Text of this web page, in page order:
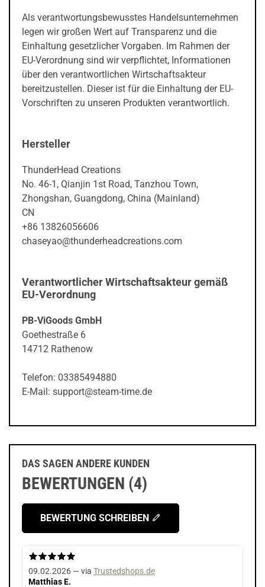
Als verantwortungsbewusstes Handelsunternehmen
legen wir großen Wert auf Transparenz und die
Einhaltung gesetzlicher Vorgaben. Im Rahmen der
EU-Verordnung sind wir verpflichtet, Informationen
über den verantwortlichen Wirtschaftsakteur
bereitzustellen. Dieser ist für die Einhaltung der EU-
Vorschriften zu unseren Produkten verantwortlich.
Hersteller
ThunderHead Creations
No. 46-1, Qianjin 1st Road, Tanzhou Town,
Zhongshan, Guangdong, China (Mainland)
CN
+86 13826056606
chaseyao@thunderheadcreations.com
Verantwortlicher Wirtschaftsakteur gemäß
EU-Verordnung
PB-ViGoods GmbH
Goethestraße 6
14712 Rathenow
Telefon: 03385494880
E-Mail: support@steam-time.de
DAS SAGEN ANDERE KUNDEN
BEWERTUNGEN (4)
BEWERTUNG SCHREIBEN
09.02.2026 — via Trustedshops.de
Matthias E.